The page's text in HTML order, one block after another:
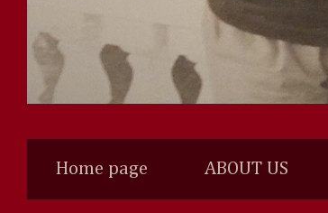
Home page ABOUT US